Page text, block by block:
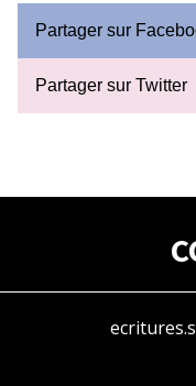
Partager sur
Partager sur Twitter